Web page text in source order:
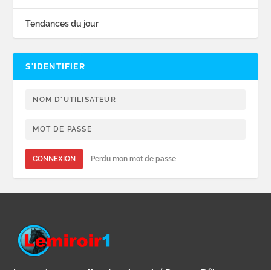
Tendances du jour
S’IDENTIFIER
CONNEXION Perdu mon mot de passe